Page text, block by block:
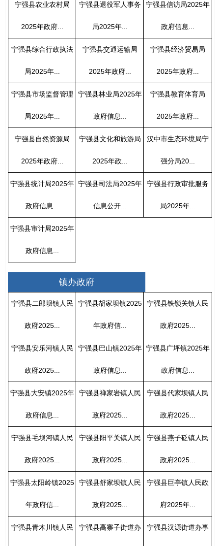
宁强县农业农村局
2025年政府...
宁强县退役军人事务
局2025年...
宁强县信访局2025年
政府信息...
宁强县综合行政执法
局2025年...
宁强县交通运输局
2025年政府...
宁强县经济贸易局
2025年政府...
宁强县市场监督管理
局2025年...
宁强县林业局2025年
政府信息...
宁强县教育体育局
2025年政府...
宁强县自然资源局
2025年政府...
宁强县文化和旅游局
2025年政...
汉中市生态环境局宁
强分局20...
宁强县统计局2025年
政府信息...
宁强县司法局2025年
信息公开...
宁强县行政审批服务
局2025年...
宁强县审计局2025年
政府信息...
镇办政府
宁强县二郎坝镇人民
政府2025...
宁强县胡家坝镇2025
年政府信...
宁强县铁锁关镇人民
政府2025...
宁强县安乐河镇人民
政府2025...
宁强县巴山镇2025年
政府信息...
宁强县广坪镇2025年
政府信息...
宁强县大安镇2025年
政府信息...
宁强县禅家岩镇人民
政府2025...
宁强县代家坝镇人民
政府2025...
宁强县毛坝河镇人民
政府2025...
宁强县阳平关镇人民
政府2025...
宁强县燕子砭镇人民
政府2025...
宁强县太阳岭镇2025
年政府信...
宁强县舒家坝镇人民
政府2025...
宁强县巨亭镇人民政
府2025年...
宁强县青木川镇人民 宁强县高寨子街道办 宁强县汉源街道办事